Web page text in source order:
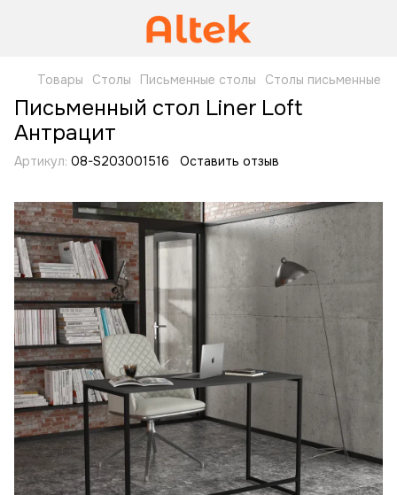
Товары Столы Письменные столы Столы письменные
Письменный стол Liner Loft
Антрацит
Артикул: 08-S203001516 Оставить отзыв